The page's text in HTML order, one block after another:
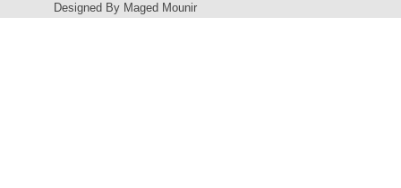
Designed By Maged Mounir